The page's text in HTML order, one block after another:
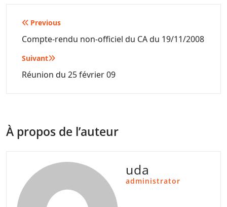
Navigation
de
l’article
Previous
Compte-rendu non-officiel du CA du 19/11/2008
Suivant
Réunion du 25 février 09
À propos de l’auteur
uda
administrator